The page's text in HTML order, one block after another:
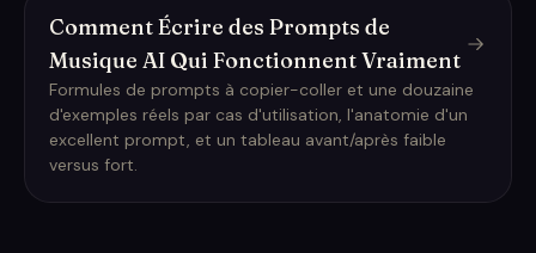
Comment Écrire des Prompts de
Musique AI Qui Fonctionnent Vraiment
Formules de prompts à copier-coller et une douzaine
d'exemples réels par cas d'utilisation, l'anatomie d'un
excellent prompt, et un tableau avant/après faible
versus fort.